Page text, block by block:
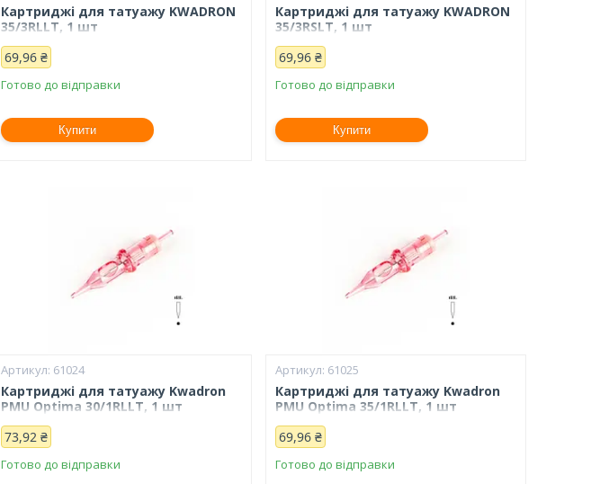
Картриджі для татуажу KWADRON
35/3RLLT, 1 шт
69,96 ₴
Готово до відправки
Купити
Картриджі для татуажу KWADRON
35/3RSLT, 1 шт
69,96 ₴
Готово до відправки
Купити
61024
Картриджі для татуажу Kwadron
PMU Optima 30/1RLLT, 1 шт
73,92 ₴
Готово до відправки
61025
Картриджі для татуажу Kwadron
PMU Optima 35/1RLLT, 1 шт
69,96 ₴
Готово до відправки